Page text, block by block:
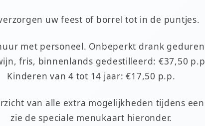
uw feest of borrel tot in de puntjes.
met personeel. Onbeperkt drank
fris, binnenlands gedestilleerd: €37,50
Kinderen van 4 tot 14 jaar: €17,50 p.p.
van alle extra mogelijkheden tijdens
zie de speciale menukaart hieronder.